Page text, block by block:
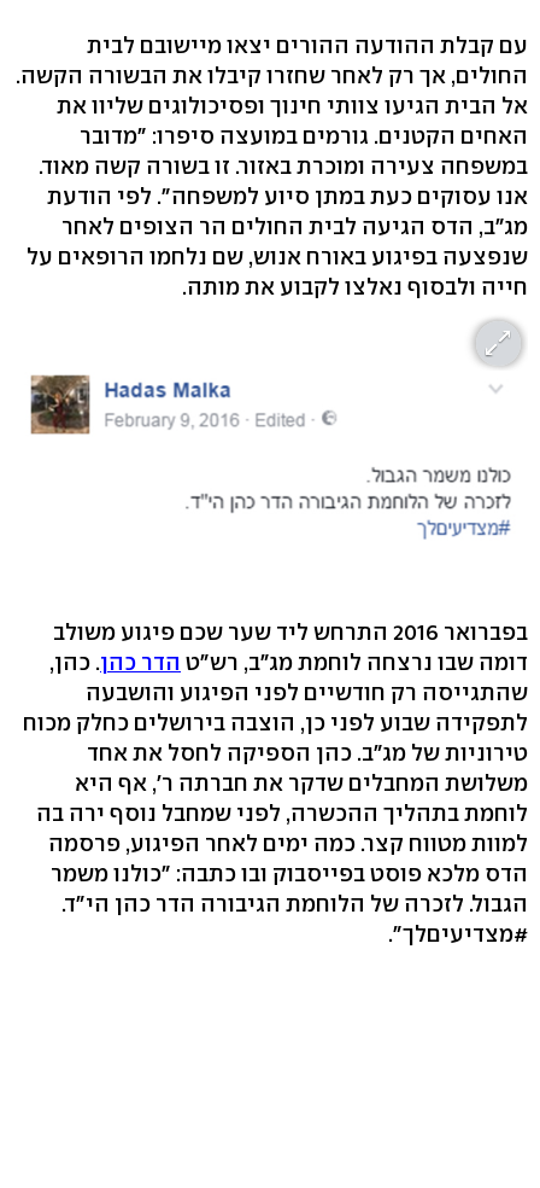
עם קבלת ההודעה ההורים יצאו מיישובם לבית
החולים, אך רק לאחר שחזרו קיבלו את הבשורה הקשה.
אל הבית הגיעו צוותי חינוך ופסיכולוגים שליוו את
האחים הקטנים. גורמים במועצה סיפרו: "מדובר
במשפחה צעירה ומוכרת באזור. זו בשורה קשה מאוד.
אנו עסוקים כעת במתן סיוע למשפחה". לפי הודעת
מג"ב, הדס הגיעה לבית החולים הר הצופים לאחר
שנפצעה בפיגוע באורח אנוש, שם נלחמו הרופאים על
חייה ולבסוף נאלצו לקבוע את מותה.
בפברואר 2016 התרחש ליד שער שכם פיגוע משולב
דומה שבו נרצחה לוחמת מג"ב, רש"ט הדר כהן. כהן,
שהתגייסה רק חודשיים לפני הפיגוע והושבעה
לתפקידה שבוע לפני כן, הוצבה בירושלים כחלק מכוח
טירוניות של מג"ב. כהן הספיקה לחסל את אחד
משלושת המחבלים שדקר את חברתה ר', אף היא
לוחמת בתהליך ההכשרה, לפני שמחבל נוסף ירה בה
למוות מטווח קצר. כמה ימים לאחר הפיגוע, פרסמה
הדס מלכא פוסט בפייסבוק ובו כתבה: "כולנו משמר
הגבול. לזכרה של הלוחמת הגיבורה הדר כהן הי"ד.
#מצדיעיםלך".